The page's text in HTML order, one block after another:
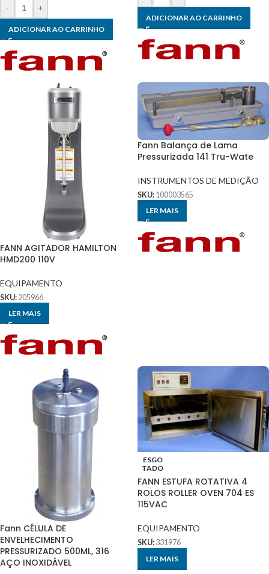
- +
ADICIONAR AO CARRINHO
ADICIONAR AO CARRINHO
FANN AGITADOR HAMILTON
HMD200 110V
EQUIPAMENTO
SKU: 205966
LER MAIS
Fann Balança de Lama
Pressurizada 141 Tru-Wate
INSTRUMENTOS DE MEDIÇÃO
SKU: 100003565
LER MAIS
Fann CÉLULA DE
ENVELHECIMENTO
PRESSURIZADO 500ML, 316
AÇO INOXIDÁVEL
ESGO
TADO
FANN ESTUFA ROTATIVA 4
ROLOS ROLLER OVEN 704 ES
115VAC
EQUIPAMENTO
SKU: 331976
LER MAIS